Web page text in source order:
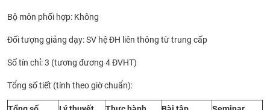
Bộ môn phối hợp: Không
Đối tượng giảng dạy: SV hệ ĐH liên thông từ trung cấp
Số tín chỉ: 3 (tương đương 4 ĐVHT)
Tổng số tiết (tính theo giờ chuẩn):